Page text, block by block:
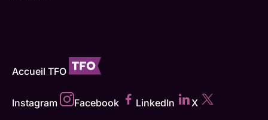
Accueil TFO
Instagram Facebook LinkedIn X